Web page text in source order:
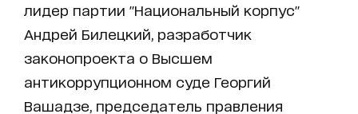
лидер партии "Национальный корпус"
Андрей Билецкий, разработчик
законопроекта о Высшем
антикоррупционном суде Георгий
Вашадзе, председатель правления